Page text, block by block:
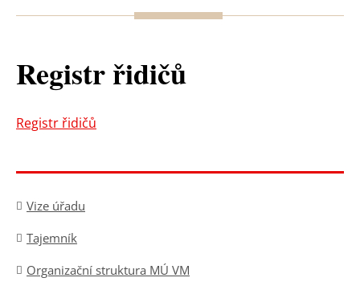
Registr řidičů
Registr řidičů
Vize úřadu
Tajemník
Organizační struktura MÚ VM